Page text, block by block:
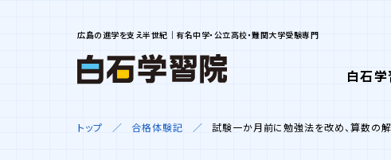
広島の進学を支え半世紀｜有名中学・公立高校・難関大学受験専門
白石
トップ 合格体験記 試験一か月前に勉強法を改め、算数の